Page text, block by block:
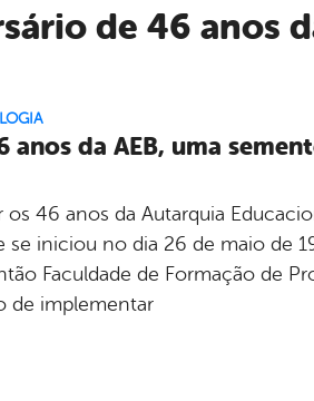
de 46 anos
anos da AEB, uma
46 anos da Autarquia
iniciou no dia 26 de maio de
Faculdade de Formação de
de implementar